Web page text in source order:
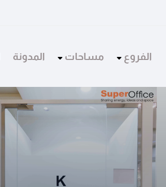
الفروع مساحات المدونة